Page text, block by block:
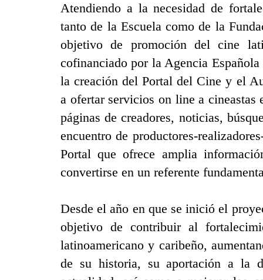
Atendiendo a la necesidad de
tanto de la Escuela como de la
objetivo de promoción del cine
cofinanciado por la Agencia
la creación delPortal del Cine y el
a ofertar servicios on line a cineastas
páginas de creadores, noticias,
encuentro de productores-
Portal que ofrece amplia
convertirse en un referente
Desde el año en que se inició el
objetivo de contribuir al
latinoamericano y caribeño,
de su historia, su aportación a la